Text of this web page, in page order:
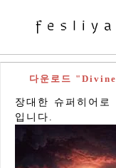
다운로드
장대한 슈퍼히어
입니다.